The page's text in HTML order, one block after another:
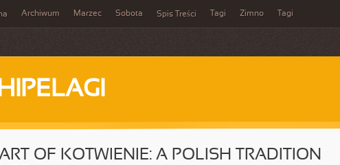
Archiwum Marzec Sobota Spis Treści Tagi Zimno Tagi
ART OF KOTWIENIE: A POLISH TRADITION